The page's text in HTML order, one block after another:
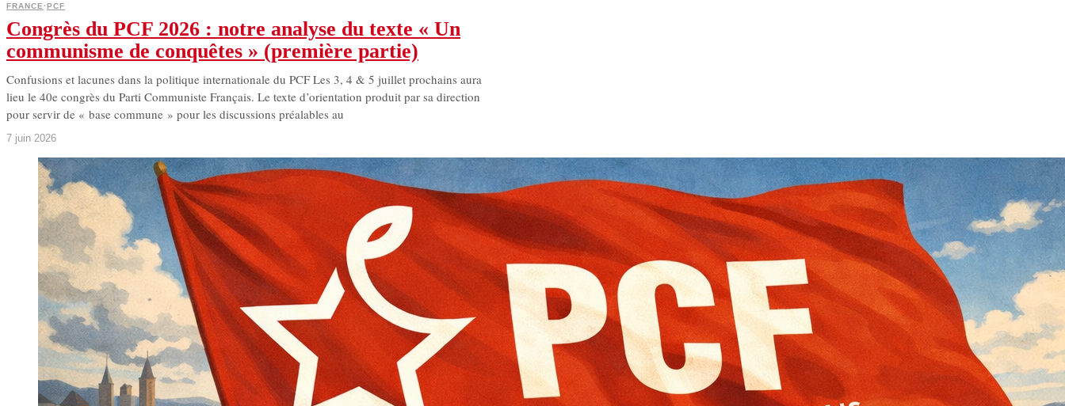
FRANCE·PCF
Congrès du PCF 2026 : notre analyse du texte « Un
communisme de conquêtes » (première partie)
Confusions et lacunes dans la politique internationale du PCF Les 3, 4 & 5 juillet prochains aura
lieu le 40e congrès du Parti Communiste Français. Le texte d’orientation produit par sa direction
pour servir de « base commune » pour les discussions préalables au
7 juin 2026